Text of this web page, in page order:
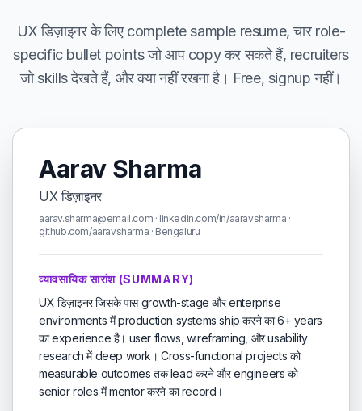
UX डिज़ाइनर के लिए complete sample resume, चार role-
specific bullet points जो आप copy कर सकते हैं, recruiters
जो skills देखते हैं, और क्या नहीं रखना है। Free, signup नहीं।
Aarav Sharma
UX डिज़ाइनर
aarav.sharma@email.com · linkedin.com/in/aaravsharma ·
github.com/aaravsharma · Bengaluru
व्यावसायिक सारांश (SUMMARY)
UX डिज़ाइनर जिसके पास growth-stage और enterprise
environments में production systems ship करने का 6+ years
का experience है। user flows, wireframing, और usability
research में deep work। Cross-functional projects को
measurable outcomes तक lead करने और engineers को
senior roles में mentor करने का record।